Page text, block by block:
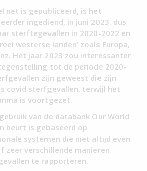
net is gepubliceerd, is het
ingediend, in juni 2023, dus
sterftegevallen in 2020-2022 en
westerse landen’ zoals Europa,
Het jaar 2023 zou interessanter
tot de periode 2020-
zijn geweest die zijn
covid sterfgevallen, terwijl het
is voortgezet.
van de databank Our World
beurt is gebaseerd op
systemen die niet altijd even
zeer verschillende manieren
te rapporteren.